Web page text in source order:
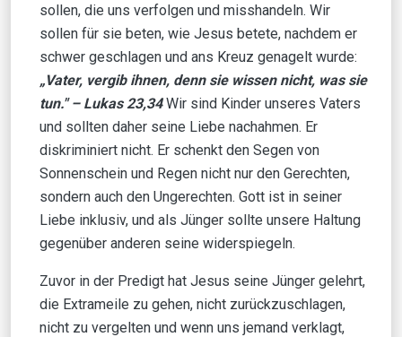
sollen, die uns verfolgen und misshandeln. Wir
sollen für sie beten, wie Jesus betete, nachdem er
schwer geschlagen und ans Kreuz genagelt wurde:
„Vater, vergib ihnen, denn sie wissen nicht, was sie
tun." – Lukas 23,34Wir sind Kinder unseres Vaters
und sollten daher seine Liebe nachahmen. Er
diskriminiert nicht. Er schenkt den Segen von
Sonnenschein und Regen nicht nur den Gerechten,
sondern auch den Ungerechten. Gott ist in seiner
Liebe inklusiv, und als Jünger sollte unsere Haltung
gegenüber anderen seine widerspiegeln.
Zuvor in der Predigt hat Jesus seine Jünger gelehrt,
die Extrameile zu gehen, nicht zurückzuschlagen,
nicht zu vergelten und wenn uns jemand verklagt,